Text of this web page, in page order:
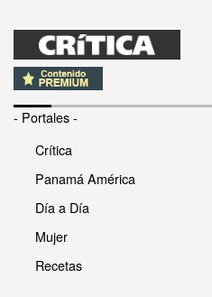
- Portales -
Crítica
Panamá América
Día a Día
Mujer
Recetas